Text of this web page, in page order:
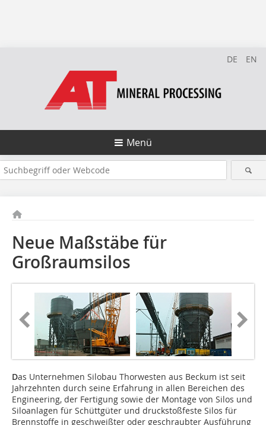
DE EN
Menü
Neue Maßstäbe für
Großraumsilos
Das Unternehmen Silobau Thorwesten aus Beckum ist seit
Jahrzehnten durch seine Erfahrung in allen Bereichen des
Engineering, der Fertigung sowie der Montage von Silos und
Siloanlagen für Schüttgüter und druckstoßfeste Silos für
Brennstoffe in geschweißter oder geschraubter Ausführung